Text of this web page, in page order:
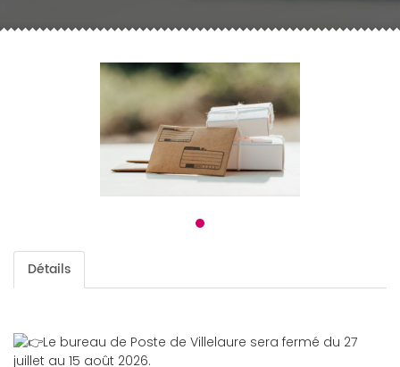
Détails
Le bureau de Poste de Villelaure sera fermé du 27
juillet au 15 août 2026.